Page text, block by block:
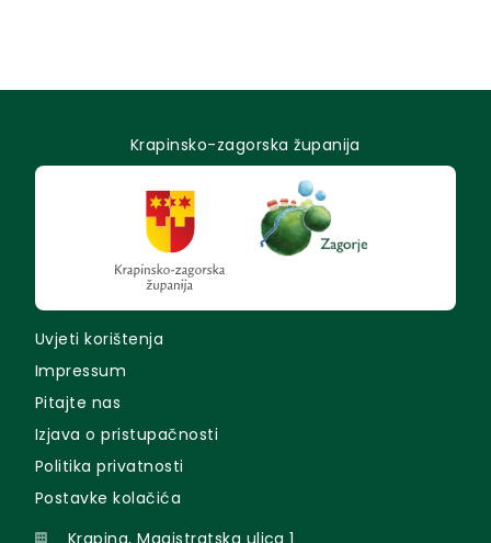
Krapinsko-zagorska županija
Uvjeti korištenja
Impressum
Pitajte nas
Izjava o pristupačnosti
Politika privatnosti
Postavke kolačića
Krapina, Magistratska ulica 1